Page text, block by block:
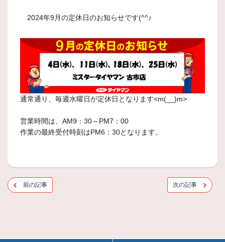
2024年9月の定休日のお知らせです(^^♪
通常通り、毎週水曜日が定休日となります<m(__)m>
営業時間は、AM9：30～PM7：00
作業の最終受付時刻はPM6：30となります。
前の記事 次の記事